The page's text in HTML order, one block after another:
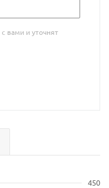
вами и уточнят
450